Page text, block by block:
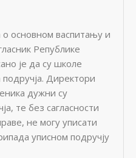
о основном васпитању и
Републике
је да су школе
Директори
дужни су
те без сагласности
не могу уписати
уписном подручју